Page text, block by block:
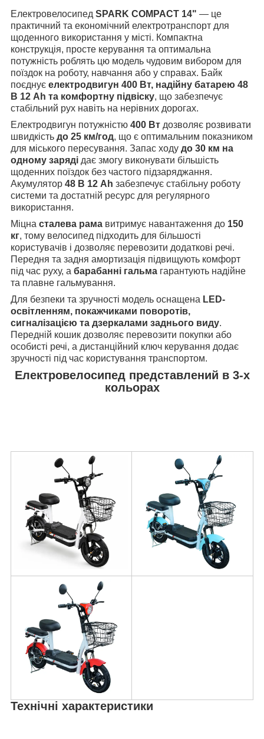
Електровелосипед SPARK COMPACT 14" — це
практичний та економічний електротранспорт для
щоденного використання у місті. Компактна
конструкція, просте керування та оптимальна
потужність роблять цю модель чудовим вибором для
поїздок на роботу, навчання або у справах. Байк
поєднує електродвигун 400 Вт, надійну батарею 48
В 12 Ah та комфортну підвіску, що забезпечує
стабільний рух навіть на нерівних дорогах.
Електродвигун потужністю 400 Вт дозволяє розвивати
швидкість до 25 км/год, що є оптимальним показником
для міського пересування. Запас ходу до 30 км на
одному заряді дає змогу виконувати більшість
щоденних поїздок без частого підзаряджання.
Акумулятор 48 В 12 Ah забезпечує стабільну роботу
системи та достатній ресурс для регулярного
використання.
Міцна сталева рама витримує навантаження до 150
кг, тому велосипед підходить для більшості
користувачів і дозволяє перевозити додаткові речі.
Передня та задня амортизація підвищують комфорт
під час руху, а барабанні гальма гарантують надійне
та плавне гальмування.
Для безпеки та зручності модель оснащена LED-
освітленням, покажчиками поворотів,
сигналізацією та дзеркалами заднього виду.
Передній кошик дозволяє перевозити покупки або
особисті речі, а дистанційний ключ керування додає
зручності під час користування транспортом.
Електровелосипед представлений в 3-х
кольорах
Технічні характеристики